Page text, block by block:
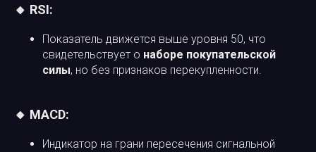
🔸 RSI:
Показатель движется выше уровня 50, что
свидетельствует о наборе покупательской
силы, но без признаков перекупленности.
🔸 MACD:
Индикатор на грани пересечения сигнальной